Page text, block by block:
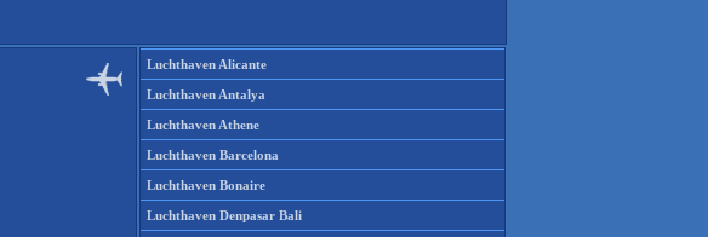
Luchthaven Alicante
Luchthaven Antalya
Luchthaven Athene
Luchthaven Barcelona
Luchthaven Bonaire
Luchthaven Denpasar Bali